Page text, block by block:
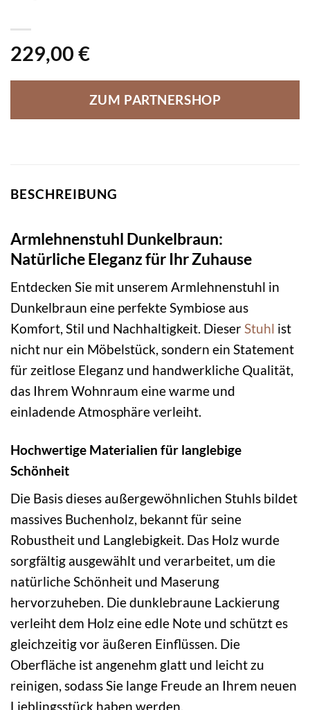
229,00 €
ZUM PARTNERSHOP
BESCHREIBUNG
Armlehnenstuhl Dunkelbraun:
Natürliche Eleganz für Ihr Zuhause
Entdecken Sie mit unserem Armlehnenstuhl in
Dunkelbraun eine perfekte Symbiose aus
Komfort, Stil und Nachhaltigkeit. DieserStuhl ist
nicht nur ein Möbelstück, sondern ein Statement
für zeitlose Eleganz und handwerkliche Qualität,
das Ihrem Wohnraum eine warme und
einladende Atmosphäre verleiht.
Hochwertige Materialien für langlebige
Schönheit
Die Basis dieses außergewöhnlichen Stuhls bildet
massives Buchenholz, bekannt für seine
Robustheit und Langlebigkeit. Das Holz wurde
sorgfältig ausgewählt und verarbeitet, um die
natürliche Schönheit und Maserung
hervorzuheben. Die dunklebraune Lackierung
verleiht dem Holz eine edle Note und schützt es
gleichzeitig vor äußeren Einflüssen. Die
Oberfläche ist angenehm glatt und leicht zu
reinigen, sodass Sie lange Freude an Ihrem neuen
Lieblingsstück haben werden.